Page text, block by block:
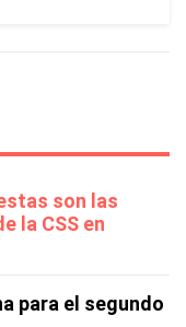
son las
la CSS en
para el segundo